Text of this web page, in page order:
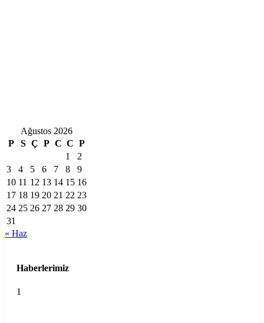
Ağustos 2026
P
S Ç P C C P
1
2
3
4 5 6 7 8
9
10 11 12 13 14 15 16
17 18 19 20 21 22 23
24 25 26 27 28 29 30
31
« Haz
Haberlerimiz
1